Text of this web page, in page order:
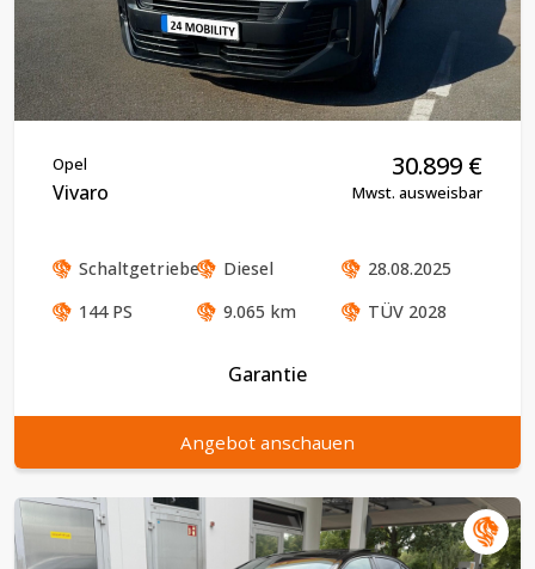
Opel
Vivaro
30.899 €
Mwst. ausweisbar
Schaltgetriebe Diesel
28.08.2025
144PS 9.065 km TÜV 2028
Garantie
Angebot anschauen